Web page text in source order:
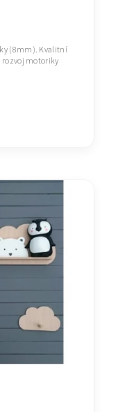
(8mm). Kvalitní
rozvoj motoriky